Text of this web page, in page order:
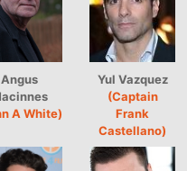
Angus
A White)
Yul Vazquez
(Captain
Frank
Castellano)